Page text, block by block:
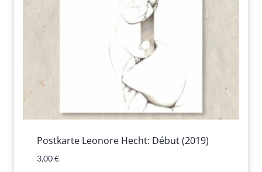
Postkarte Leonore Hecht: Début (2019)
3,00€